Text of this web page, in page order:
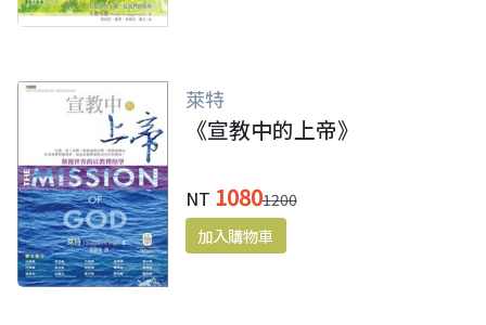
萊特
《宣教中的上帝》
NT 10801200